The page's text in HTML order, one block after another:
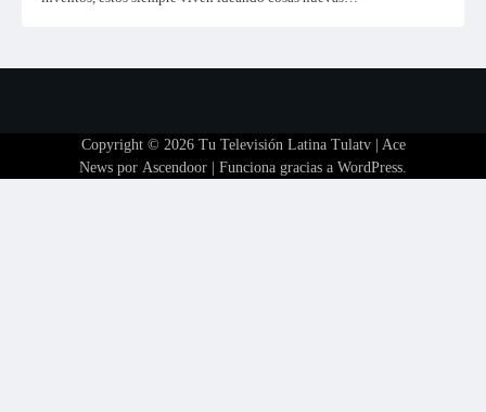
Copyright © 2026 Tu Televisión Latina Tulatv| Ace
News por Ascendoor | Funciona gracias a WordPress.